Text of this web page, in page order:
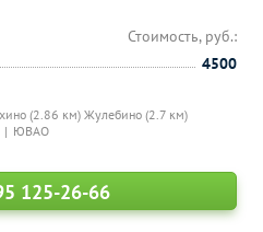
(2.86 км) Жулебино (2.7 км)
ЮВАО
Стоимость, руб.:
4500
125-26-66